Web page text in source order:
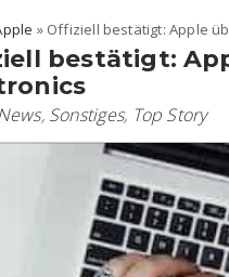
» Offiziell bestätigt: Apple
bestätigt:
, Sonstiges, Top Story